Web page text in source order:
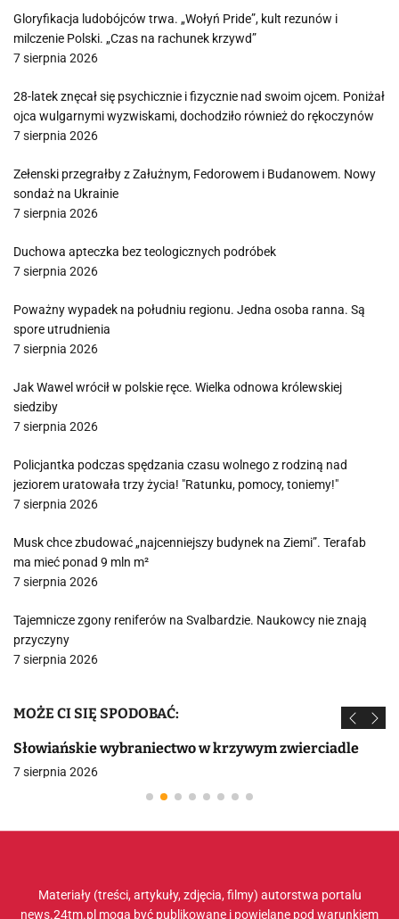
Gloryfikacja ludobójców trwa. „Wołyń Pride”, kult rezunów i
milczenie Polski. „Czas na rachunek krzywd”
7 sierpnia 2026
28-latek znęcał się psychicznie i fizycznie nad swoim ojcem. Poniżał
ojca wulgarnymi wyzwiskami, dochodziło również do rękoczynów
7 sierpnia 2026
Zełenski przegrałby z Załużnym, Fedorowem i Budanowem. Nowy
sondaż na Ukrainie
7 sierpnia 2026
Duchowa apteczka bez teologicznych podróbek
7 sierpnia 2026
Poważny wypadek na południu regionu. Jedna osoba ranna. Są
spore utrudnienia
7 sierpnia 2026
Jak Wawel wrócił w polskie ręce. Wielka odnowa królewskiej
siedziby
7 sierpnia 2026
Policjantka podczas spędzania czasu wolnego z rodziną nad
jeziorem uratowała trzy życia! "Ratunku, pomocy, toniemy!"
7 sierpnia 2026
Musk chce zbudować „najcenniejszy budynek na Ziemi”. Terafab
ma mieć ponad 9 mln m²
7 sierpnia 2026
Tajemnicze zgony reniferów na Svalbardzie. Naukowcy nie znają
przyczyny
7 sierpnia 2026
MOŻE CI SIĘ SPODOBAĆ:
Słowiańskie wybraniectwo w krzywym zwierciadle
7 sierpnia 2026
Materiały (treści, artykuły, zdjęcia, filmy) autorstwa portalu
news.24tm.pl mogą być publikowane i powielane pod warunkiem